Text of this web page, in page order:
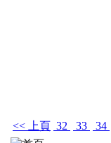
<< 上頁 32 33 34